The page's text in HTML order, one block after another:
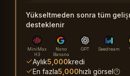
Yükseltmeden sonra tüm
desteklenir
MiniMax
H3
Nano
Banana
GPT Seedream
Aylık5,000kredi
En fazla5,000hızlı görsel